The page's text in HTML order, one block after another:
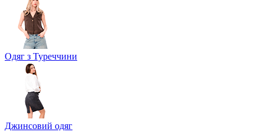
Одяг з Туреччини
Джинсовий одяг